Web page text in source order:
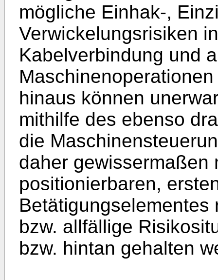
mögliche Einhak-,
Verwickelungsrisiken
Kabelverbindung und
hinaus können
mithilfe des ebenso
die
daher gewissermaßen
positionierbaren,
bzw. allfällige
bzw. hintan gehalten